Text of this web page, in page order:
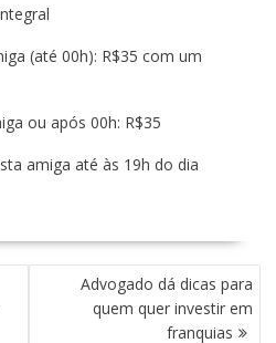
(até 00h): R$35 com um
ou após 00h: R$35
amiga até às 19h do dia
Advogado dá dicas para
quem quer investir em
franquias